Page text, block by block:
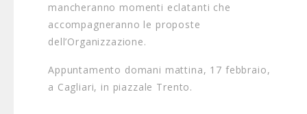
mancheranno momenti eclatanti che
accompagneranno le proposte
dell’Organizzazione.
Appuntamento domani mattina, 17 febbraio,
a Cagliari, in piazzale Trento.